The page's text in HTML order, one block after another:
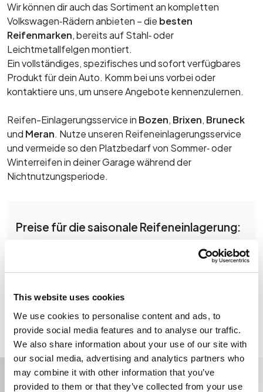
This website uses cookies
We use cookies to personalise content and ads, to
provide social media features and to analyse our traffic.
We also share information about your use of our site with
our social media, advertising and analytics partners who
may combine it with other information that you’ve
provided to them or that they’ve collected from your use
K-Motor Bozen
K-Motor Bruneck
Nutzfahrzeuge Gebrauchtwagen
Kia Neuwagen
Kia Gebrauchtwagen
Langzeitmiete
Bewerten Sie Ihren Gebrauchtwagen
Finanzierung
Versicherung
Myvanture
B2B‑Bereich
Servicetermin buchen
Räder und Reifen
Ersatzteile und Zubehör
Karosserie
Revision
Service Plus
Wir können dir auch das Sortiment an kompletten
Volkswagen‑Rädern anbieten – die besten
Reifenmarken, bereits auf Stahl‑ oder
Leichtmetallfelgen montiert.
Ein vollständiges, spezifisches und sofort verfügbares
Produkt für dein Auto. Komm bei uns vorbei oder
kontaktiere uns, um unsere Angebote kennenzulernen.
Reifen-Einlagerungsservice in Bozen, Brixen, Bruneck
und Meran. Nutze unseren Reifeneinlagerungsservice
und vermeide so den Platzbedarf von Sommer‑ oder
Winterreifen in deiner Garage während der
Nichtnutzungs­periode.
Preise für die saisonale Reifeneinlagerung:
6,00 €+ MwSt. für die gründliche
Prenota il tuo intervento Service